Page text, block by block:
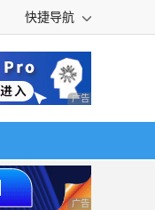
快捷导航
广告 商业广告，理
广告 商业广告，理